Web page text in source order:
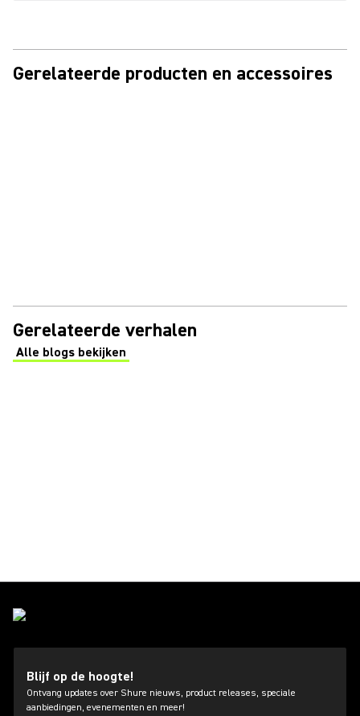
Gerelateerde producten en accessoires
Gerelateerde verhalen
Alle blogs bekijken
(Opens in a new tab)
Blijf op de hoogte!
Ontvang updates over Shure nieuws, product releases, speciale
aanbiedingen, evenementen en meer!